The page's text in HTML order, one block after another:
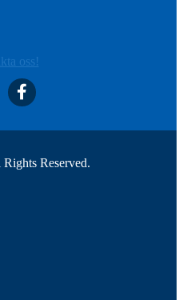
oss!
Reserved.